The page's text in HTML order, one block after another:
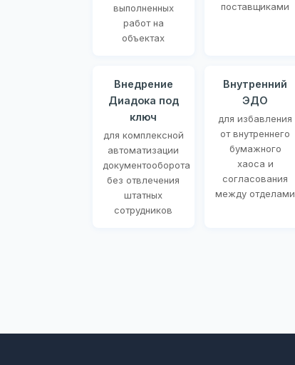
выполненных
работ на
объектах
поставщиками
Внедрение
Диадока под
ключ
для комплексной
автоматизации
документооборота
без отвлечения
штатных
сотрудников
Внутренний
ЭДО
для избавления
от внутреннего
бумажного
хаоса и
согласования
между отделами